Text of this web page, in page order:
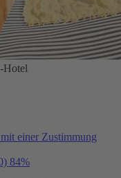
Hotel
einer Zustimmung
84%